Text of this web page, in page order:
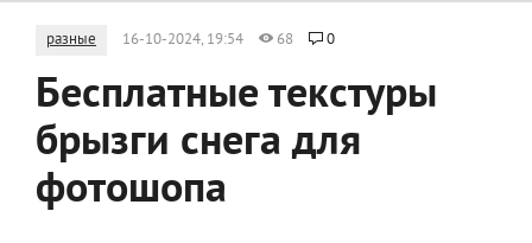
разные 16-10-2024, 19:54 68 0
Бесплатные текстуры
брызги снега для
фотошопа